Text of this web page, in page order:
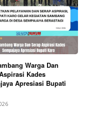
Pora, AKBP
Kapolres Brebes
Warga Dan
Kades
Apresiasi Bupati